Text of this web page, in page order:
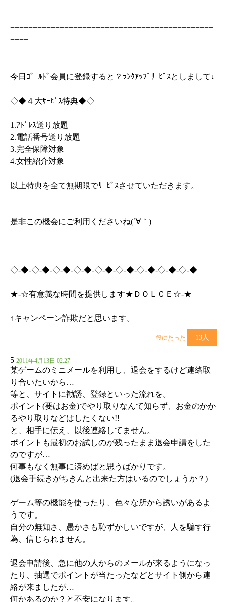
=============================================
====
今日ｺﾞｰﾙﾄﾞ会員に登録すると？ﾗﾝｸｱｯﾌﾟｻｰﾋﾞｽとしまして↓
◇◆４大ｻｰﾋﾞｽ特典◆◇
1.ｱﾄﾞﾚｽ送り放題
2.電話番号送り放題
3.完全保障対象
4.女性紹介対象
以上特典を全て無期限でｻｰﾋﾞｽさせていただきます。
是非この機会にご利用くださいね(´∀｀)
◇-◆-◇-◆-◇-◆-◇-◆-◇-◆-◇-◆-◇-◆-◇-◆-◇-◆
★-☆有意義な時間を提供します★ＤＯＬＣＥ☆-★
↑キャンペーン詐欺だと思います。
役にたった 13人
5 2011年4月13日 02:27
某ゲームのミニメールを利用し、退会をするけど連絡取
り合いたいから…
等と、サイトに勧誘、登録といった流れを。
ポイント(要はお金)でやり取りなんて知らず、お金のかか
るやり取りなどはしたくない!!
と、相手に伝え、以後連絡してません。
ポイントも最初のお試しのが残ったまま退会申請をした
のですが…
何事もなく無事に済めばと思うばかりです。
(退会手続きがちきんと出来た方はいるのでしょうか？)
ゲーム等の機能を使ったり、色々な所から誘いがあるよ
うです。
自分の無知さ、愚かさも恥ずかしいですが、人を騙す行
為、信じられません。
退会申請後、急に他の人からのメールが来るようになっ
たり、抽選でポイントが当たったなどとサイト側から連
絡が来ましたが…
何かあるのか？と不安になります。